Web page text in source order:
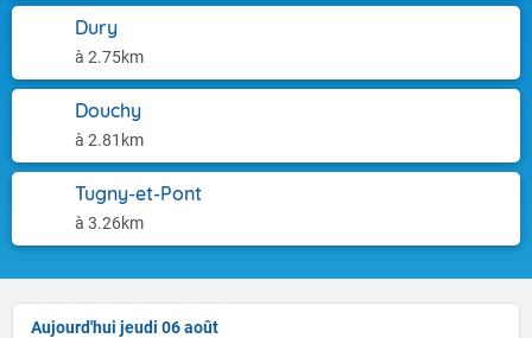
Dury
à 2.75km
Douchy
à 2.81km
Tugny-et-Pont
à 3.26km
Aujourd'hui jeudi 06 août